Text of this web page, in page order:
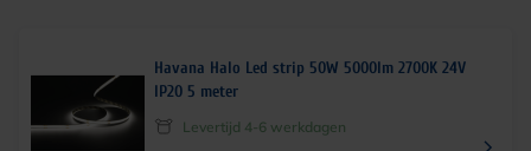
Havana Halo Led strip 50W 5000lm 2700K 24V
IP20 5 meter
Levertijd 4-6 werkdagen